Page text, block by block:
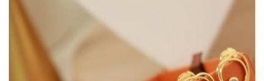
yoyocopys@gmail.com
2026春の新作続々更新中！期間中のご注文でお得な割引をご利用いただ
新作入荷！ルイ・ヴィトンスーパーコピー バッグ最新モデルが登場。